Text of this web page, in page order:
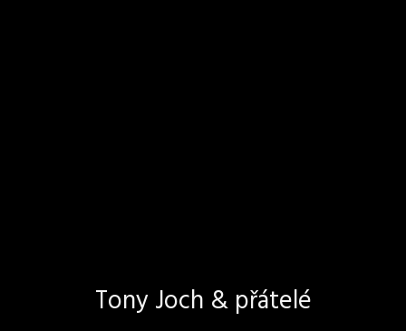
Tony Joch & přátelé